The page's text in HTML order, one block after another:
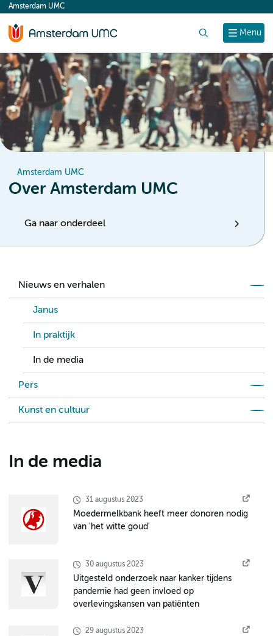
content
Menu
Amsterdam UMC
Amsterdam UMC
Over Amsterdam UMC
Ga naar onderdeel
Nieuws en verhalen
Janus
In praktijk
In de media
Pers
Kunst en cultuur
In de media
31 augustus 2023
Moedermelkbank heeft meer donoren nodig
van 'het witte goud'
30 augustus 2023
Uitgesteld onderzoek naar kanker tijdens
pandemie had geen invloed op
overlevingskansen van patiënten
29 augustus 2023